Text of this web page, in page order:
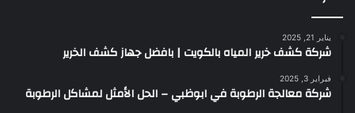
يناير 21, 2025
شركة كشف خرير المياه بالكويت | بافضل جهاز كشف الخرير
فبراير 3, 2025
شركة معالجة الرطوبة في ابوظبي – الحل الأمثل لمشاكل الرطوبة